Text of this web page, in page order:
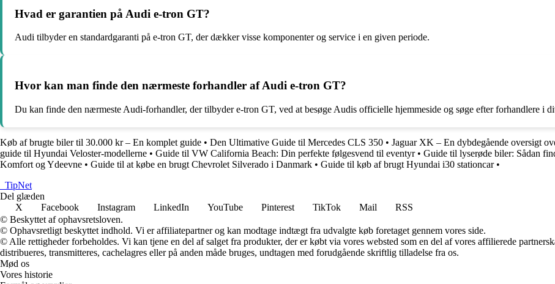
Hvad er garantien på Audi e-tron GT?
Audi tilbyder en standardgaranti på e-tron GT, der dækker visse komponenter og service i en given periode.
Hvor kan man finde den nærmeste forhandler af Audi e-tron GT?
Du kan finde den nærmeste Audi-forhandler, der tilbyder e-tron GT, ved at besøge Audis officielle hjemmeside og søge efter forhandlere i
Køb af brugte biler til 30.000 kr – En komplet guide • Den Ultimative Guide til Mercedes CLS 350 • Jaguar XK – En dybdegående oversigt
guide til Hyundai Veloster-modellerne • Guide til VW California Beach: Din perfekte følgesvend til eventyr• Guide til lyserøde biler: Sådan
Komfort og Ydeevne • Guide til at købe en brugt Chevrolet Silverado i Danmark • Guide til køb af brugt Hyundai i30 stationcar•
TipNet
Del glæden
X
Facebook Instagram LinkedIn YouTube Pinterest TikTok Mail
RSS
© Beskyttet af ophavsretsloven.
© Ophavsretligt beskyttet indhold. Vi er affiliatepartner og kan modtage indtægt fra udvalgte køb foretaget gennem vores side.
© Alle rettigheder forbeholdes. Vi kan tjene en del af salget fra produkter, der er købt via vores websted som en del af vores affilierede
distribueres, transmitteres, cachelagres eller på anden måde bruges, undtagen med forudgående skriftlig tilladelse fra os.
Mød os
Vores historie